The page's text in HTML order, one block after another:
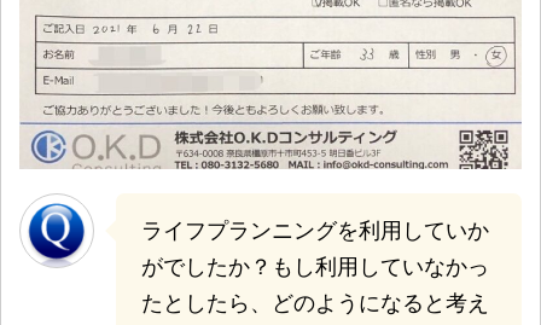
ライフプランニングを利用していか
がでしたか？もし利用していなかっ
たとしたら、どのようになると考え